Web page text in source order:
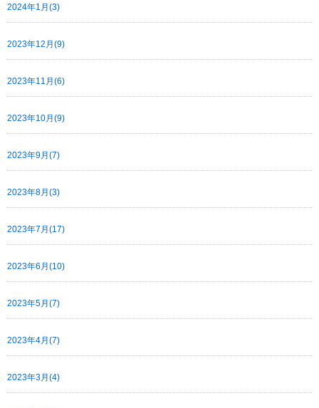
2024年1月(3)
2023年12月(9)
2023年11月(6)
2023年10月(9)
2023年9月(7)
2023年8月(3)
2023年7月(17)
2023年6月(10)
2023年5月(7)
2023年4月(7)
2023年3月(4)